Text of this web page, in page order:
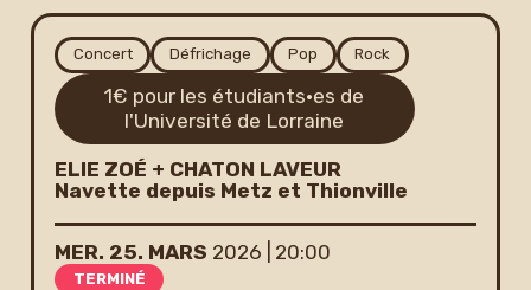
Concert Défrichage Pop Rock
1€ pour les étudiants·es de
l'Université de Lorraine
ELIE ZOÉ + CHATON LAVEUR
Navette depuis Metz et Thionville
MER. 25. MARS 2026 20:00
TERMINÉ
Newsletter